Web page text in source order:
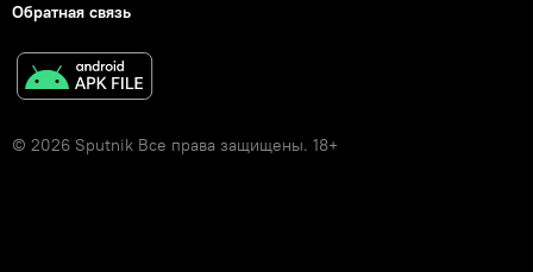
Обратная связь
© 2026 Sputnik Все права защищены. 18+